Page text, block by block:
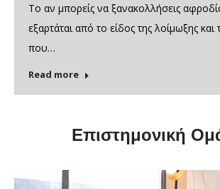
Το αν μπορείς να ξανακολλήσεις
εξαρτάται από το είδος της λοίμωξης
που…
Read more
Επιστημονική